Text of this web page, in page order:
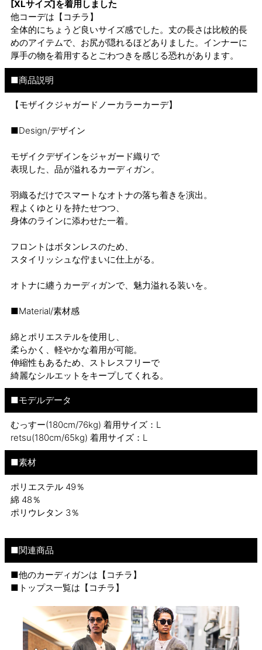
[XLサイズ]を着用しました
他コーデは 【コチラ】
全体的にちょうど良いサイズ感でした。丈の長さは比較的長
めのアイテムで、お尻が隠れるほどありました。インナーに
厚手の物を着用するとごわつきを感じる恐れがあります。
■商品説明
【モザイクジャガードノーカラーカーデ】
■Design/デザイン
モザイクデザインをジャガード織りで
表現した、品が溢れるカーディガン。
羽織るだけでスマートなオトナの落ち着きを演出。
程よくゆとりを持たせつつ、
身体のラインに添わせた一着。
フロントはボタンレスのため、
スタイリッシュな佇まいに仕上がる。
オトナに纏うカーディガンで、魅力溢れる装いを。
■Material/素材感
綿とポリエステルを使用し、
柔らかく、軽やかな着用が可能。
伸縮性もあるため、ストレスフリーで
綺麗なシルエットをキープしてくれる。
■モデルデータ
むっすー(180cm/76kg) 着用サイズ：L
retsu(180cm/65kg) 着用サイズ：L
■素材
ポリエステル 49％
綿 48％
ポリウレタン 3％
■関連商品
■他のカーディガンは【 コチラ 】
■トップス一覧は【 コチラ 】